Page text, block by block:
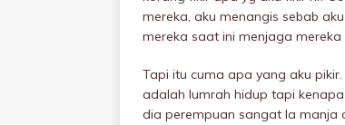
mereka, aku menangis sebab
mereka saat ini menjaga
Tapi itu cuma apa yang aku
adalah lumrah hidup tapi
dia perempuan sangat la manja